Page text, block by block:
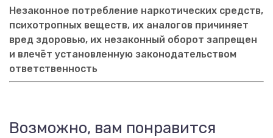
Незаконное потребление наркотических средств,
психотропных веществ, их аналогов причиняет
вред здоровью, их незаконный оборот запрещен
и влечёт установленную законодательством
ответственность
Возможно, вам понравится